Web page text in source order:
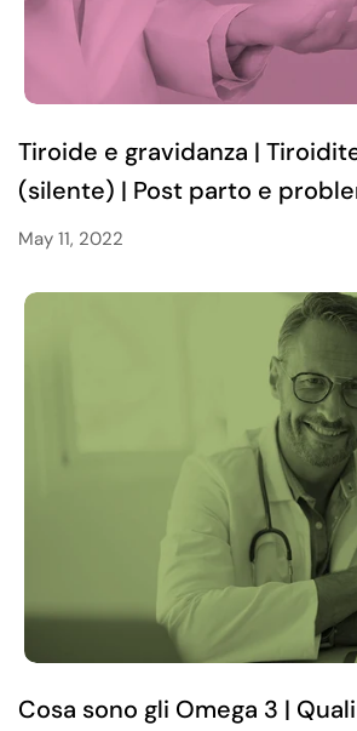
Tiroide e gravidanza |
(silente) | Post parto e
May 11, 2022
Cosa sono gli Omega 3 |